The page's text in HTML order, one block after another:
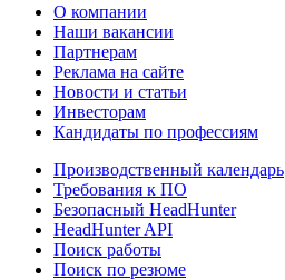
О компании
Наши вакансии
Партнерам
Реклама на сайте
Новости и статьи
Инвесторам
Кандидаты по профессиям
Производственный календарь
Требования к ПО
Безопасный HeadHunter
HeadHunter API
Поиск работы
Поиск по резюме